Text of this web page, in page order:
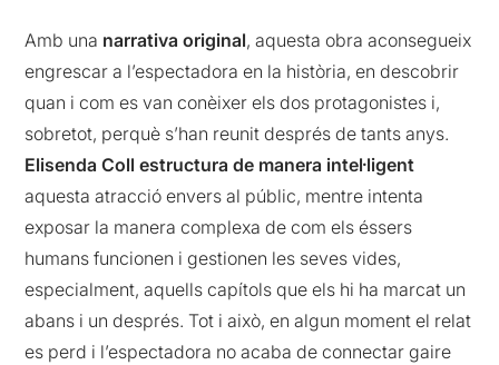
Amb una narrativa original, aquesta obra aconsegueix
engrescar a l’espectadora en la història, en descobrir
quan i com es van conèixer els dos protagonistes i,
sobretot, perquè s’han reunit després de tants anys.
Elisenda Coll estructura de manera intel·ligent
aquesta atracció envers al públic, mentre intenta
exposar la manera complexa de com els éssers
humans funcionen i gestionen les seves vides,
especialment, aquells capítols que els hi ha marcat un
abans i un després. Tot i això, en algun moment el relat
es perd i l’espectadora no acaba de connectar gaire